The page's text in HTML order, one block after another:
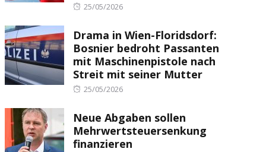
Posted
25/05/2026
Drama in Wien-Floridsdorf:
Bosnier bedroht Passanten
mit Maschinenpistole nach
Streit mit seiner Mutter
Posted
25/05/2026
Neue Abgaben sollen
Mehrwertsteuersenkung
finanzieren